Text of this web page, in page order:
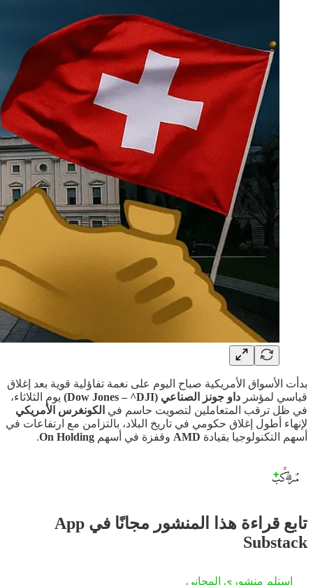
بدأت الأسواق الأمريكية صباح اليوم على نغمة تفاؤلية قوية بعد إغلاق
قياسي لمؤشر داو جونز الصناعي (Dow Jones – ^DJI)
يوم الثلاثاء،
في ظل ترقب المتعاملين لتصويت حاسم في الكونغرس الأمريكي
لإنهاء أطول إغلاق حكومي في تاريخ البلاد، بالتزامن مع ارتفاعات في
أسهم التكنولوجيا بقيادة AMD وقفزة في أسهم On Holding
.
تابع قراءة هذا المنشور مجانًا في App
Substack
استلم منشوري المجاني